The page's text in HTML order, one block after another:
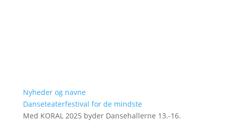
Nyheder og navne
Danseteaterfestival for de mindste
Med KORAL 2025 byder Dansehallerne 13.-16.